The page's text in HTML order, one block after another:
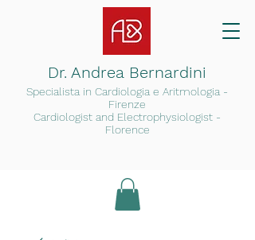
Dr. Andrea Bernardini
Specialista in Cardiologia e Aritmologia -
Firenze
Cardiologist and Electrophysiologist -
Florence